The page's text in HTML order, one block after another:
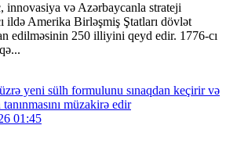
innovasiya və Azərbaycanla strateji
ildə Amerika Birləşmiş Ştatları dövlət
edilməsinin 250 illiyini qeyd edir. 1776-cı
01:45